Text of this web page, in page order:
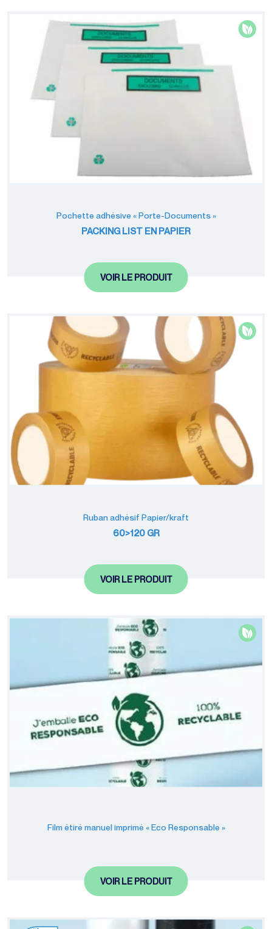
Pochette adhésive « Porte-Documents »
PACKING LIST EN PAPIER
VOIR LE PRODUIT
Ruban adhésif Papier/kraft
60>120 GR
VOIR LE PRODUIT
Film étiré manuel imprimé « Eco Responsable »
VOIR LE PRODUIT